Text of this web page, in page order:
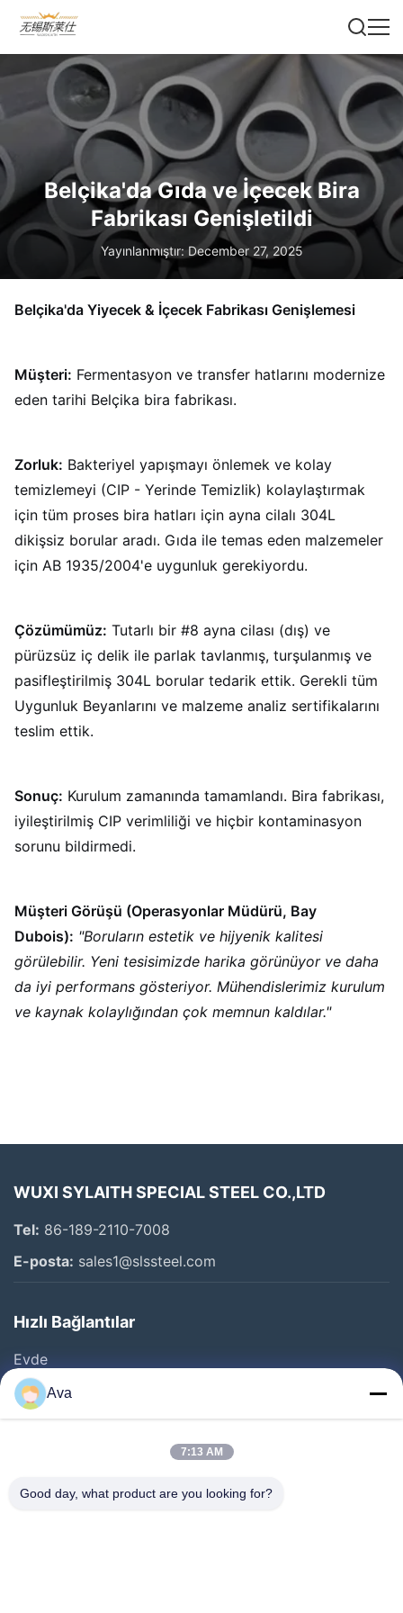
Belçika'da Gıda ve İçecek Bira
Fabrikası Genişletildi
Yayınlanmıştır: December 27, 2025
Belçika'da Yiyecek & İçecek Fabrikası Genişlemesi
Müşteri: Fermentasyon ve transfer hatlarını modernize
eden tarihi Belçika bira fabrikası.
Zorluk: Bakteriyel yapışmayı önlemek ve kolay
temizlemeyi (CIP - Yerinde Temizlik) kolaylaştırmak
için tüm proses bira hatları için ayna cilalı 304L
dikişsiz borular aradı. Gıda ile temas eden malzemeler
için AB 1935/2004'e uygunluk gerekiyordu.
Çözümümüz: Tutarlı bir #8 ayna cilası (dış) ve
pürüzsüz iç delik ile parlak tavlanmış, turşulanmış ve
pasifleştirilmiş 304L borular tedarik ettik. Gerekli tüm
Uygunluk Beyanlarını ve malzeme analiz sertifikalarını
teslim ettik.
Sonuç: Kurulum zamanında tamamlandı. Bira fabrikası,
iyileştirilmiş CIP verimliliği ve hiçbir kontaminasyon
sorunu bildirmedi.
Müşteri Görüşü (Operasyonlar Müdürü, Bay
Dubois): "Boruların estetik ve hijyenik kalitesi
görülebilir. Yeni tesisimizde harika görünüyor ve daha
da iyi performans gösteriyor. Mühendislerimiz kurulum
ve kaynak kolaylığından çok memnun kaldılar."
WUXI SYLAITH SPECIAL STEEL CO.,LTD
Tel: 86-189-2110-7008
E-posta: sales1@slssteel.com
Hızlı Bağlantılar
Evde
Ürün
Videolar
Fabrika Turu
Ava
7:13 AM
Good day, what product are you looking for?